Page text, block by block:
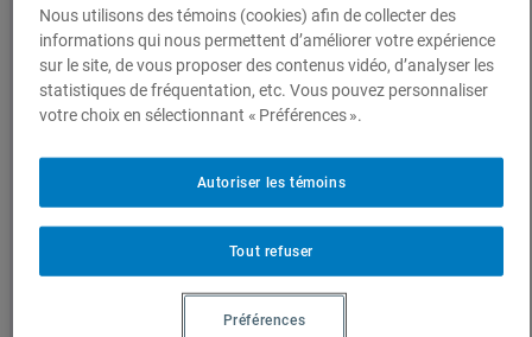
:
1
2
0
$
1
5
.
0
0
Ils rafraîchissent l’air, filtrent les
les risques d’inondation et favorisent
même le bien-être psychologique : les
arbres nous fournissent de précieux
Nous utilisons des témoins (cookies) afin de collecter des
informations qui nous permettent d’améliorer votre expérience
sur le site, de vous proposer des contenus vidéo, d’analyser les
statistiques de fréquentation, etc. Vous pouvez personnaliser
votre choix en sélectionnant « Préférences ».
Tout refuser
Autoriser les témoins
Préférences